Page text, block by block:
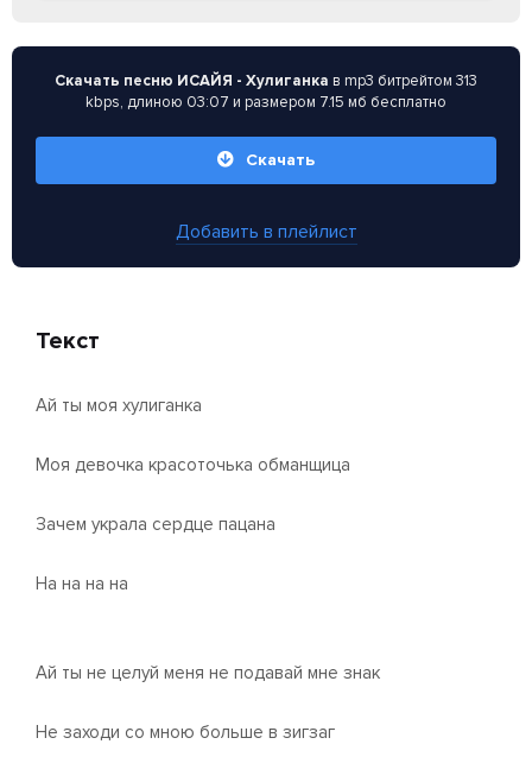
Скачать песню ИСАЙЯ - Хулиганка в mp3 битрейтом 313
kbps, длиною 03:07 и размером 7.15 мб бесплатно
Скачать
Добавить в плейлист
Текст
Ай ты моя хулиганка
Моя девочка красоточька обманщица
Зачем украла сердце пацана
На на на на
Ай ты не целуй меня не подавай мне знак
Не заходи со мною больше в зигзаг